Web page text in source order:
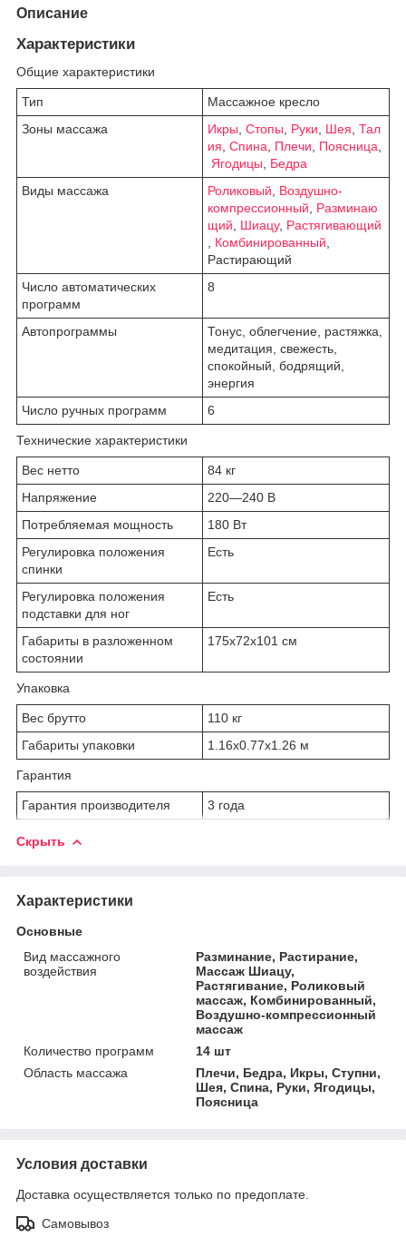
Описание
Характеристики
Общие характеристики
Тип
Массажное кресло
Зоны массажа
Икры Стопы Руки Шея Тал
ия Спина Плечи Поясница
Ягодицы
Бедра
Виды массажа
Роликовый
Воздушно-
компрессионный
Разминаю
щий
Шиацу, Растягивающий
Комбинированный
Растирающий
Число автоматических
программ
8
Автопрограммы
Тонус, облегчение, растяжка,
медитация, свежесть,
спокойный, бодрящий,
энергия
Число ручных программ
6
Технические характеристики
Вес нетто
84 кг
Напряжение
220—240 В
Потребляемая мощность
180 Вт
Регулировка положения
спинки
Есть
Регулировка положения
подставки для ног
Есть
Габариты в разложенном
состоянии
175x72x101 см
Упаковка
Вес брутто
110 кг
Габариты упаковки
1.16x0.77x1.26 м
Гарантия
Гарантия производителя 3 года
Скрыть
Характеристики
Основные
Вид массажного
воздействия
Разминание, Растирание,
Массаж Шиацу,
Растягивание, Роликовый
массаж, Комбинированный,
Воздушно-компрессионный
массаж
Количество программ
14 шт
Область массажа
Плечи, Бедра, Икры, Ступни,
Шея, Спина, Руки, Ягодицы,
Поясница
Условия доставки
Доставка осуществляется только по предоплате.
Самовывоз